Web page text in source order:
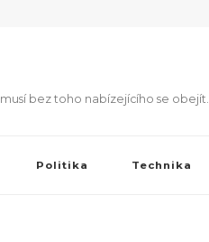
bez toho nabízejícího se obejít.
Politika Technika